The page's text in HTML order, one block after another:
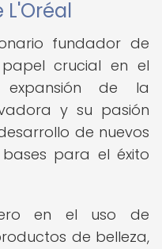
fundador de
papel crucial en el
de la
y su pasión
de nuevos
para el éxito
en el uso de
de belleza,